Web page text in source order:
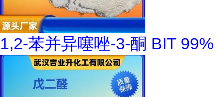
1,2-苯并异噻唑-3-酮 BIT 99%